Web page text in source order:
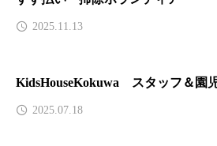
2025.11.13
KidsHouseKokuwa スタッフ＆園
2025.07.18